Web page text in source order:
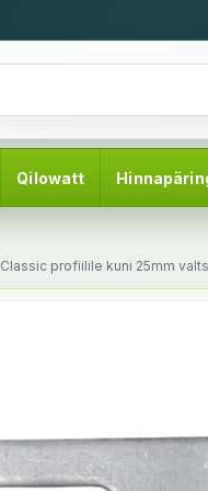
Qilowatt
Classic profiilile kuni 25mm